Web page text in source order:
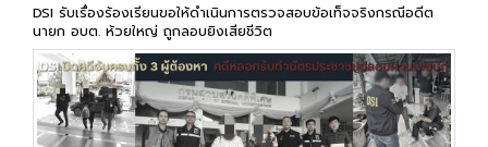
DSI รับเรื่องร้องเรียนขอให้ดำเนินการตรวจสอบข้อเท็จจริงกรณีอดีต
นายก อบต. ห้วยใหญ่ ถูกลอบยิงเสียชีวิต